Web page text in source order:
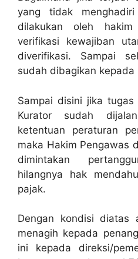
yang tidak
dilakukan oleh hakim
verifikasi kewajiban
diverifikasi. Sampai
sudah dibagikan kepada
Sampai disini jika
Kurator sudah
ketentuan peraturan
maka Hakim Pengawas
dimintakan
hilangnya hak
pajak.
Dengan kondisi diatas
menagih kepada
ini kepada direksi/